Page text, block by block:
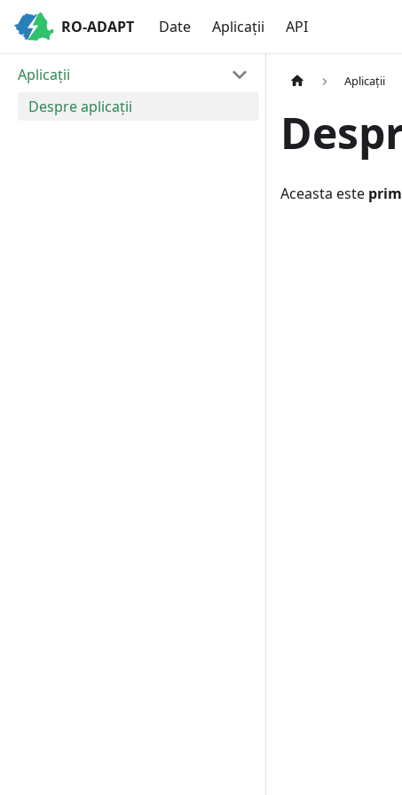
RO-ADAPT Date Aplicații API
Aplicații
Despre aplicații
Aplicații
Aceasta este